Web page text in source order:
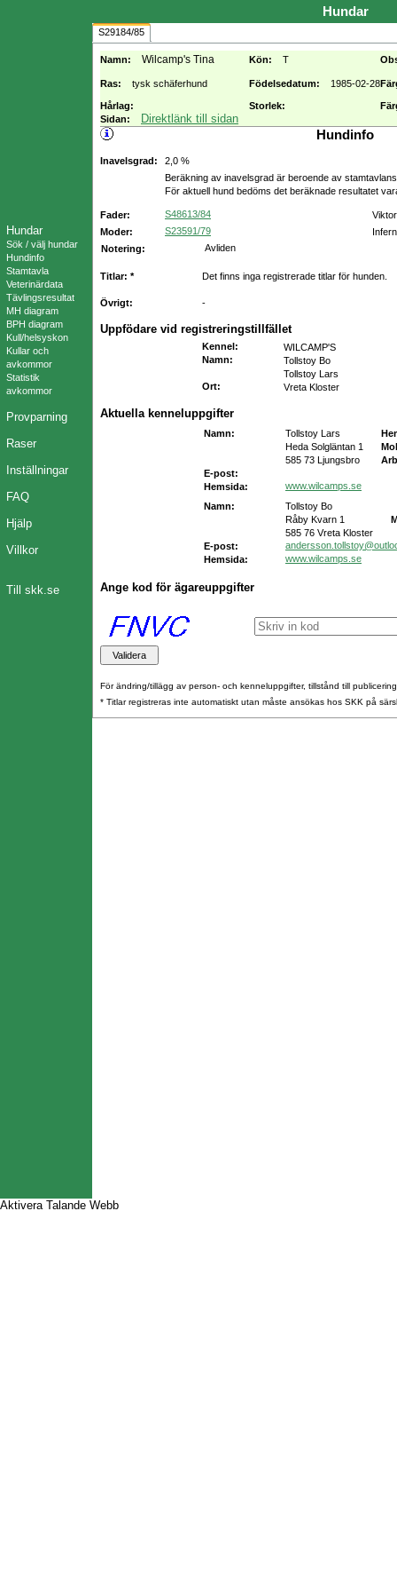
Hundar
Sök / välj hundar
Hundinfo
Stamtavla
Veterinärdata
Tävlingsresultat
MH diagram
BPH diagram
Kull/helsyskon
Kullar och
avkommor
Statistik
avkommor
Provparning
Raser
Inställningar
FAQ
Hjälp
Villkor
Till skk.se
Hundar
S29184/85
Namn: Wilcamp's Tina Kön: T
Ras: tysk schäferhund Födelsedatum: 1985-02-28
Hårlag: Storlek:
Sidan:
Direktlänk till sidan
Hundinfo
Inavelsgrad:
2,0 %
Beräkning av inavelsgrad är beroende av
För aktuell hund bedöms det beräknade resultatet
Fader: S48613/84
Moder:
S23591/79
Notering:
Avliden
Titlar: * Det finns inga registrerade titlar för hunden.
Övrigt: -
Uppfödare vid registreringstillfället
Kennel :
WILCAMP'S
Namn:
Tollstoy Bo
Tollstoy Lars
Ort: Vreta Kloster
Aktuella kenneluppgifter
Namn: Tollstoy Lars
Heda Solgläntan 1
585 73 Ljungsbro
E-post:
Hemsida:
www.wilcamps.se
Namn:
Tollstoy Bo
Råby Kvarn 1
585 76 Vreta Kloster
E-post:
Hemsida:
www.wilcamps.se
Ange kod för ägareuppgifter
För ändring/tillägg av person- och kenneluppgifter, tillstånd till
* Titlar registreras inte automatiskt utan måste ansökas hos SKK på
Aktivera Talande Webb